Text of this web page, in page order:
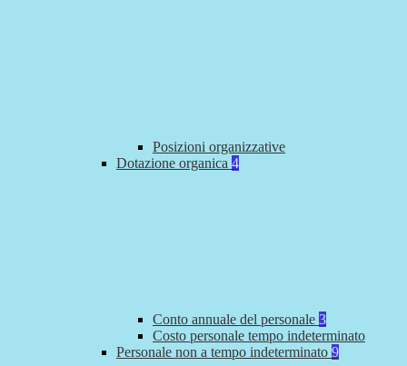
Posizioni organizzative
Dotazione organica 4
Conto annuale del personale 3
Costo personale tempo indeterminato
Personale non a tempo indeterminato 9